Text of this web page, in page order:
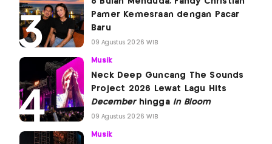
Pamer Kemesraan dengan Pacar
Baru
09 Agustus 2026 WIB
Musik
Neck Deep Guncang The Sounds
Project 2026 Lewat Lagu Hits
Decemberhingga In Bloom
09 Agustus 2026 WIB
Musik